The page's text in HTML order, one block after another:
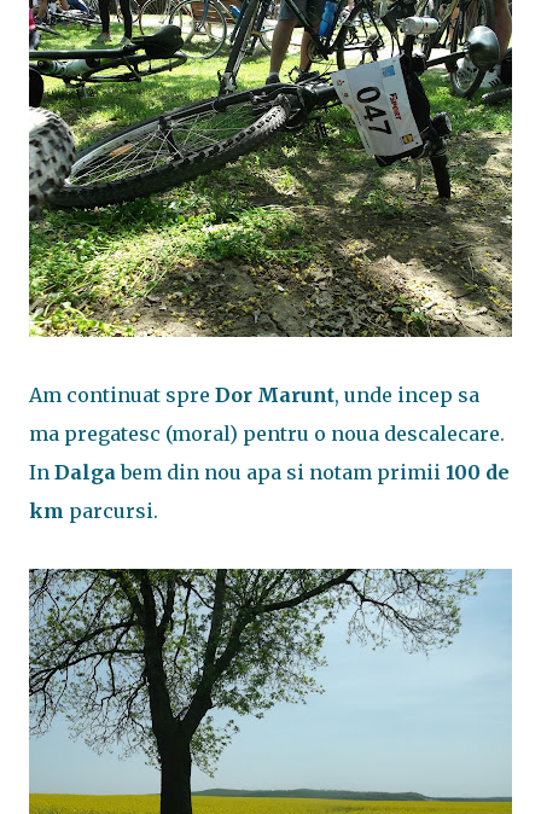
Am continuat spre Dor Marunt, unde incep sa
ma pregatesc (moral) pentru o noua descalecare.
In Dalgabem din nou apa si notam primii 100 de
km parcursi.